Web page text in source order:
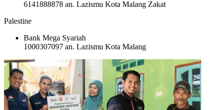
6141888878 an. Lazismu Kota Malang Zakat
Palestine
Bank Mega Syariah
1000307097 an. Lazismu Kota Malang